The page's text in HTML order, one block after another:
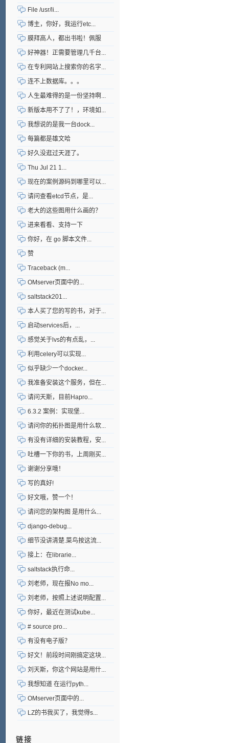
File /usr/li...
博主，你好，我运行etc...
膜拜高人，都出书啦！佩服
好神器！正需要管理几千台...
在专利网站上搜索你的名字...
连不上数据库。。。
人生最难得的是一份坚持啊...
新版本用不了了！，环境如...
我想说的是我一台dock...
每篇都是雄文哈
好久没逛过天涯了。
Thu Jul 21 1...
现在的案例源码到哪里可以...
请问查看etcd节点，是...
老大的这些图用什么画的？
进来看看、支持一下
你好，在 go 脚本文件...
赞
Traceback (m...
OMserver页面中的...
saltstack201...
本人买了您的写的书，对于...
启动services后，...
感觉关于lvs的有点乱，...
利用celery可以实现...
似乎缺少一个docker...
我准备安装这个服务，但在...
请问天斯，目前Hapro...
6.3.2 案例：实现堡...
请问你的拓扑图是用什么软...
有没有详细的安装教程，安...
吐槽一下你的书，上周刚买...
谢谢分享哦！
写的真好!
好文哦，赞一个！
请问您的架构图 是用什么...
django-debug...
细节没讲清楚.菜鸟按这流...
接上：在librarie...
saltstack执行命...
刘老师，现在报No mo...
刘老师，按照上述说明配置...
你好，最近在测试kube...
# source pro...
有没有电子版？
好文！前段时间刚搞定这块...
刘天斯，你这个网站是用什...
我想知道 在运行pyth...
OMserver页面中的...
LZ的书我买了，我觉得s...
链接